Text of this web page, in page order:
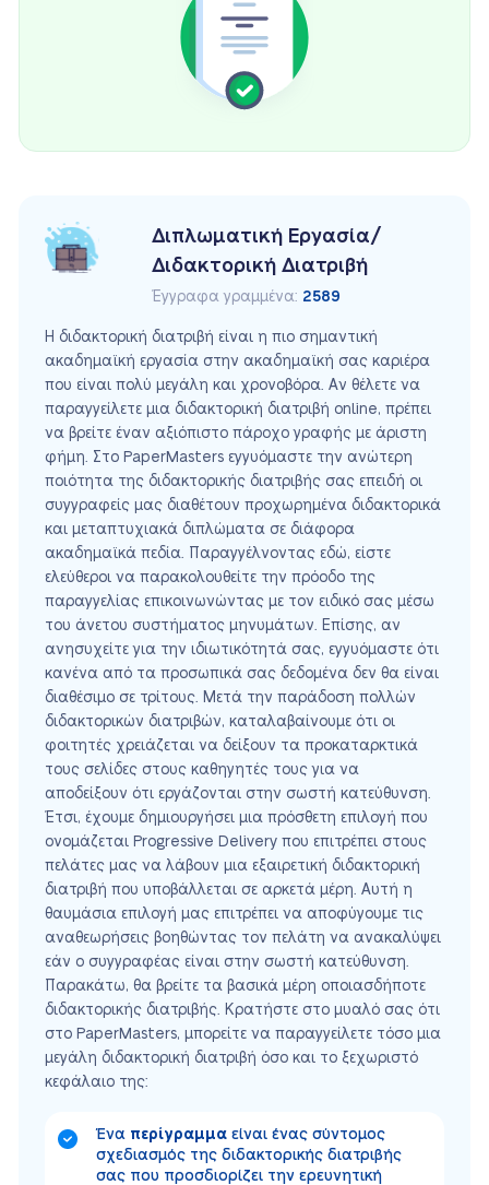
Διπλωματική Εργασία/
Διδακτορική Διατριβή
Έγγραφα γραμμένα: 2589
Η διδακτορική διατριβή είναι η πιο σημαντική
ακαδημαϊκή εργασία στην ακαδημαϊκή σας καριέρα
που είναι πολύ μεγάλη και χρονοβόρα. Αν θέλετε να
παραγγείλετε μια διδακτορική διατριβή online, πρέπει
να βρείτε έναν αξιόπιστο πάροχο γραφής με άριστη
φήμη. Στο PaperMasters εγγυόμαστε την ανώτερη
ποιότητα της διδακτορικής διατριβής σας επειδή οι
συγγραφείς μας διαθέτουν προχωρημένα διδακτορικά
και μεταπτυχιακά διπλώματα σε διάφορα
ακαδημαϊκά πεδία. Παραγγέλνοντας εδώ, είστε
ελεύθεροι να παρακολουθείτε την πρόοδο της
παραγγελίας επικοινωνώντας με τον ειδικό σας μέσω
του άνετου συστήματος μηνυμάτων. Επίσης, αν
ανησυχείτε για την ιδιωτικότητά σας, εγγυόμαστε ότι
κανένα από τα προσωπικά σας δεδομένα δεν θα είναι
διαθέσιμο σε τρίτους. Μετά την παράδοση πολλών
διδακτορικών διατριβών, καταλαβαίνουμε ότι οι
φοιτητές χρειάζεται να δείξουν τα προκαταρκτικά
τους σελίδες στους καθηγητές τους για να
αποδείξουν ότι εργάζονται στην σωστή κατεύθυνση.
Έτσι, έχουμε δημιουργήσει μια πρόσθετη επιλογή που
ονομάζεται Progressive Delivery που επιτρέπει στους
πελάτες μας να λάβουν μια εξαιρετική διδακτορική
διατριβή που υποβάλλεται σε αρκετά μέρη. Αυτή η
θαυμάσια επιλογή μας επιτρέπει να αποφύγουμε τις
αναθεωρήσεις βοηθώντας τον πελάτη να ανακαλύψει
εάν ο συγγραφέας είναι στην σωστή κατεύθυνση.
Παρακάτω, θα βρείτε τα βασικά μέρη οποιασδήποτε
διδακτορικής διατριβής. Κρατήστε στο μυαλό σας ότι
στο PaperMasters, μπορείτε να παραγγείλετε τόσο μια
μεγάλη διδακτορική διατριβή όσο και το ξεχωριστό
κεφάλαιο της:
Ένα περίγραμμα είναι ένας σύντομος
σχεδιασμός της διδακτορικής διατριβής
σας που προσδιορίζει την ερευνητική